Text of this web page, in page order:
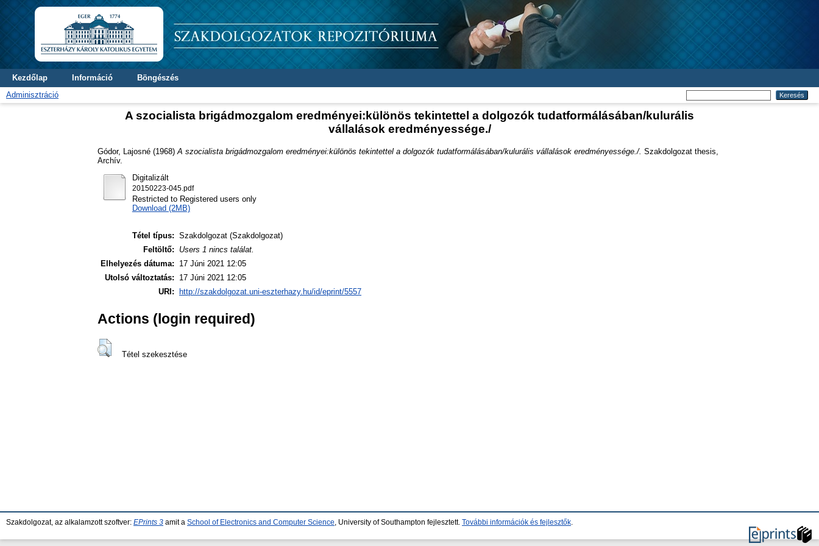
Kezdőlap Információ
Böngészés
Adminisztráció
A szocialista brigádmozgalom eredményei:különös tekintettel a dolgozók tudatformálásában/kulurális
vállalások eredményessége./
Gódor, Lajosné (1968) A szocialista brigádmozgalom eredményei:különös tekintettel a dolgozók tudatformálásában/kulurális vállalások eredményessége./. Szakdolgozat thesis,
Archív.
Digitalizált
20150223-045.pdf
Restricted to Registered users only
Download (2MB)
Tétel típus: Szakdolgozat (Szakdolgozat)
Feltöltő:
Users 1 nincs találat.
Elhelyezés dátuma:
17 Júni 2021 12:05
Utolsó változtatás:
17 Júni 2021 12:05
URI:
http://szakdolgozat.uni-eszterhazy.hu/id/eprint/5557
Actions (login required)
Tétel szekesztése
Szakdolgozat, az alkalamzott szoftver: EPrints 3 amit a School of Electronics and Computer Science , University of Southampton fejlesztett. További információk és fejlesztők